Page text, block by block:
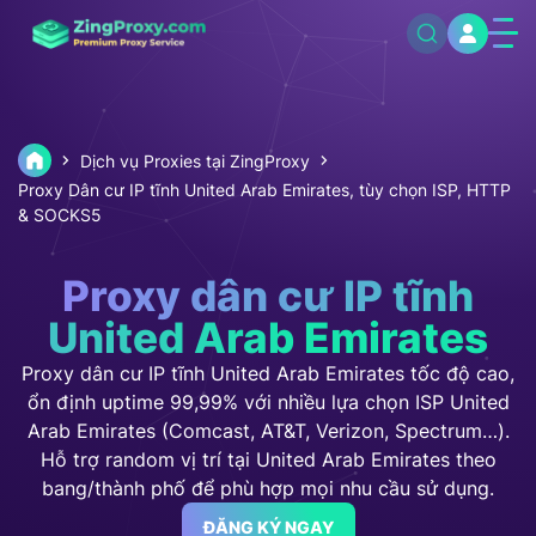
Dịch vụ Proxies tại ZingProxy
Proxy Dân cư IP tĩnh United Arab Emirates, tùy chọn ISP, HTTP
& SOCKS5
Proxy dân cư IP tĩnh
United Arab Emirates
Proxy dân cư IP tĩnh United Arab Emirates tốc độ cao,
ổn định uptime 99,99% với nhiều lựa chọn ISP United
Arab Emirates (Comcast, AT&T, Verizon, Spectrum…).
Hỗ trợ random vị trí tại United Arab Emirates theo
bang/thành phố để phù hợp mọi nhu cầu sử dụng.
ĐĂNG KÝ NGAY